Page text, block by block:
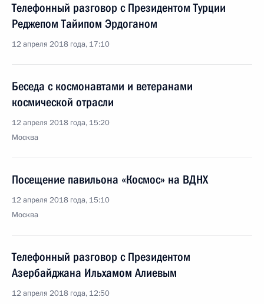
Телефонный разговор с Президентом Турции
Реджепом Тайипом Эрдоганом
12 апреля 2018 года, 17:10
Беседа с космонавтами и ветеранами
космической отрасли
12 апреля 2018 года, 15:20
Москва
Посещение павильона «Космос» на ВДНХ
12 апреля 2018 года, 15:10
Москва
Телефонный разговор с Президентом
Азербайджана Ильхамом Алиевым
12 апреля 2018 года, 12:50